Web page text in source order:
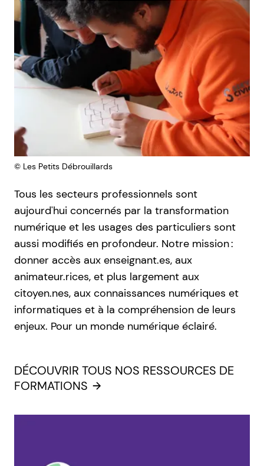
Tous les secteurs professionnels sont
aujourd'hui concernés par la transformation
numérique et les usages des particuliers sont
aussi modifiés en profondeur. Notre mission :
donner accès aux enseignant.es, aux
animateur.rices, et plus largement aux
citoyen.nes, aux connaissances numériques et
informatiques et à la compréhension de leurs
enjeux. Pour un monde numérique éclairé.
Agrandir l'image
Droits réservés :
© Les Petits Débrouillards
DÉCOUVRIR TOUS NOS RESSOURCES DE
FORMATIONS